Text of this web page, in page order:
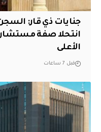
انتحلا صفة
الأعلى
قبل 7 ساعات